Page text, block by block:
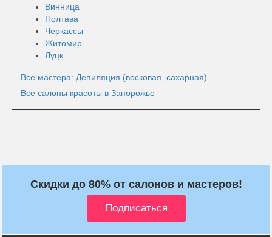
Винница
Полтава
Черкассы
Житомир
Луцк
Все мастера: Депиляция (восковая, сахарная)
Все салоны красоты в Запорожье
Скидки до 80% от салонов и мастеров!